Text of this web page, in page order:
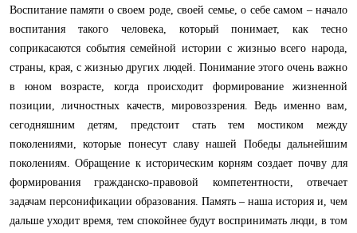
Воспитание памяти о своем роде, своей семье, о себе самом – начало
воспитания такого человека, который понимает, как тесно
соприкасаются события семейной истории с жизнью всего народа,
страны, края, с жизнью других людей. Понимание этого очень важно
в юном возрасте, когда происходит формирование жизненной
позиции, личностных качеств, мировоззрения. Ведь именно вам,
сегодняшним детям, предстоит стать тем мостиком между
поколениями, которые понесут славу нашей Победы дальнейшим
поколениям. Обращение к историческим корням создает почву для
формирования гражданско-правовой компетентности, отвечает
задачам персонификации образования. Память – наша история и, чем
дальше уходит время, тем спокойнее будут воспринимать люди, в том